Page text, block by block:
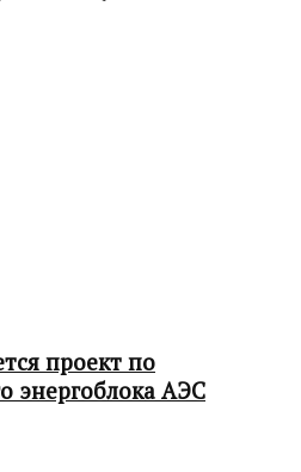
проект по
энергоблока АЭС